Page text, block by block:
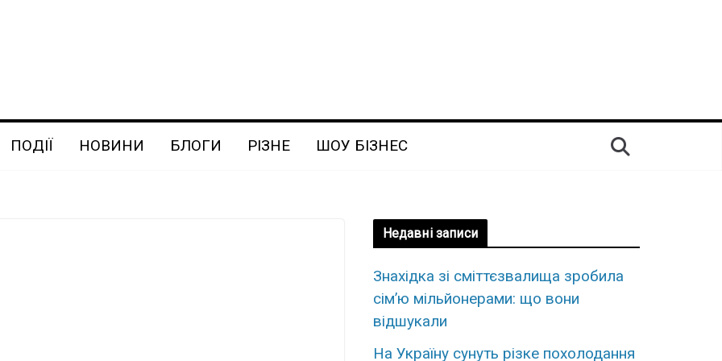
ПОДІЇ НОВИНИ БЛОГИ РІЗНЕ ШОУ БІЗНЕС
Недавні записи
Знахідка зі сміттєзвалища зробила
сім’ю мільйонерами: що вони
відшукали
На Україну сунуть різке похолодання